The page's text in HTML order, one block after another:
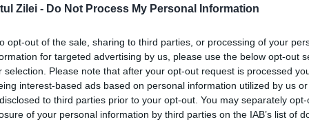
Zilei - Do Not Process My Personal Information
opt-out of the sale, sharing to third parties, or processing of your
for targeted advertising by us, please use the below opt-out
selection. Please note that after your opt-out request is processed
interest-based ads based on personal information utilized by us
to third parties prior to your opt-out. You may separately
of your personal information by third parties on the IAB’s list of
achită datoriile acumulate de campania
fostei vicepreședinte Kamala Harris,
un an după alegerile din 2024, conform
declarațiilor recente ale Federal Election